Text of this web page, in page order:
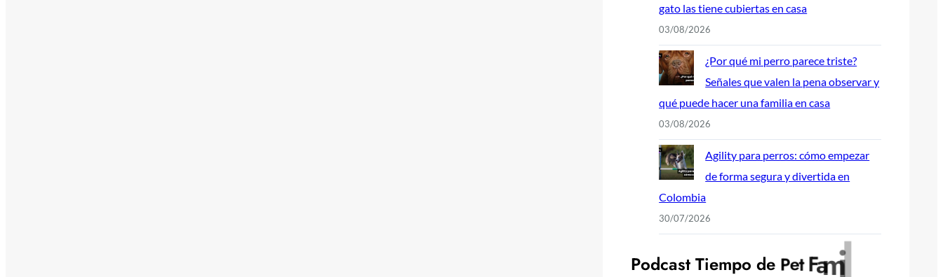
gato las tiene cubiertas en casa
03/08/2026
¿Por qué mi perro parece triste?
Señales que valen la pena observar y
qué puede hacer una familia en casa
03/08/2026
Agility para perros: cómo empezar
de forma segura y divertida en
Colombia
30/07/2026
Podcast Tiempo de Pet Fami